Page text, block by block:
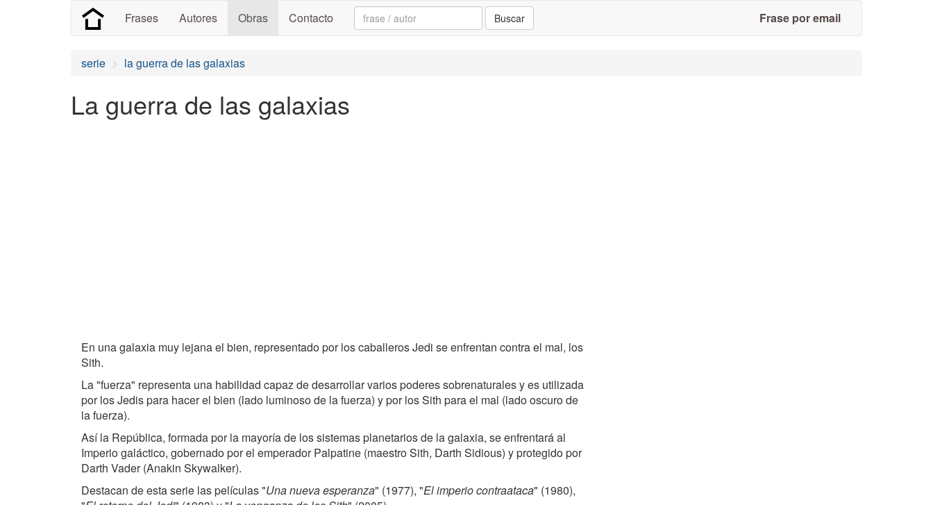
Frases Autores Obras Contacto Search: Buscar Frase por email
serie la guerra de las galaxias
La guerra de las galaxias
En una galaxia muy lejana el bien, representado por los caballeros Jedi se enfrentan contra el mal, los
Sith.
La "fuerza" representa una habilidad capaz de desarrollar varios poderes sobrenaturales y es utilizada
por los Jedis para hacer el bien (lado luminoso de la fuerza) y por los Sith para el mal (lado oscuro de
la fuerza).
Así la República, formada por la mayoría de los sistemas planetarios de la galaxia, se enfrentará al
Imperio galáctico, gobernado por el emperador Palpatine (maestro Sith, Darth Sidious) y protegido por
Darth Vader (Anakin Skywalker).
Destacan de esta serie las películas "Una nueva esperanza" (1977), "El imperio contraataca" (1980),